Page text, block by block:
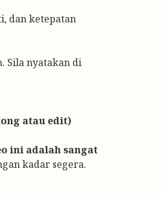
dan ketepatan
Sila nyatakan di
atau edit)
ini adalah sangat
kadar segera.